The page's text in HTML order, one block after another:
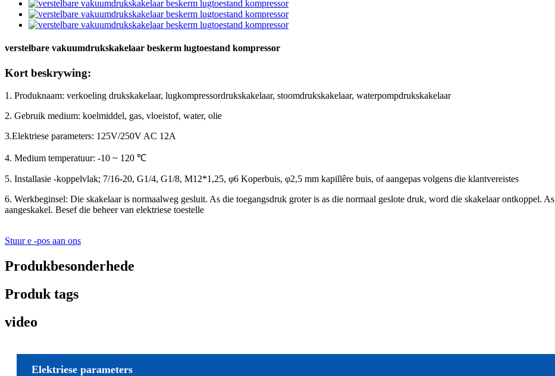
verstelbare vakuumdrukskakelaar beskerm lugtoestand kompressor
Kort beskrywing:
1. Produknaam: verkoeling drukskakelaar, lugkompressordrukskakelaar, stoomdrukskakelaar, waterpompdrukskakelaar
2. Gebruik medium: koelmiddel, gas, vloeistof, water, olie
3.Elektriese parameters: 125V/250V AC 12A
4. Medium temperatuur: -10 ~ 120 ℃
5. Installasie -koppelvlak; 7/16-20, G1/4, G1/8, M12*1,25, φ6 Koperbuis, φ2,5 mm kapillêre buis, of aangepas volgens die klantvereistes
6. Werkbeginsel: Die skakelaar is normaalweg gesluit. As die toegangsdruk groter is as die normaal geslote druk, word die skakelaar ontkoppel.
aangeskakel. Besef die beheer van elektriese toestelle
Stuur e -pos aan ons
Produkbesonderhede
Produk tags
video
Elektriese parameters